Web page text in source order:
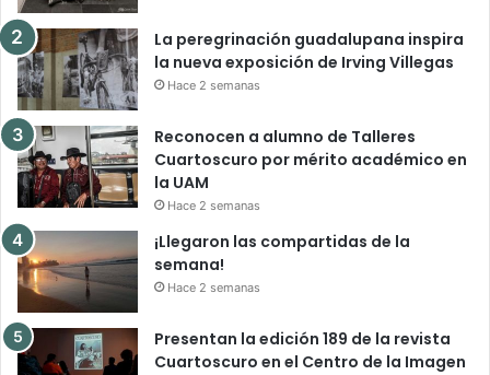
La peregrinación guadalupana inspira
la nueva exposición de Irving Villegas
Hace 2 semanas
Reconocen a alumno de Talleres
Cuartoscuro por mérito académico en
la UAM
Hace 2 semanas
¡Llegaron las compartidas de la
semana!
Hace 2 semanas
Presentan la edición 189 de la revista
Cuartoscuro en el Centro de la Imagen